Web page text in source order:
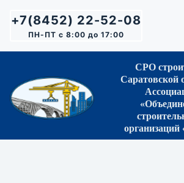
сути+7(8452) 22-52-08
ПН-ПТ с 8:00 до 17:00
СРО
Саратовской
организаций